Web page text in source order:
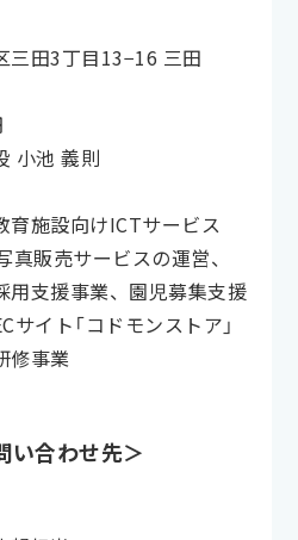
田3丁目13−16 三田
小池 義則
施設向けICTサービス
真販売サービスの運営、
用支援事業、園児募集支援
イト「コドモンストア」
修事業
い合わせ先＞